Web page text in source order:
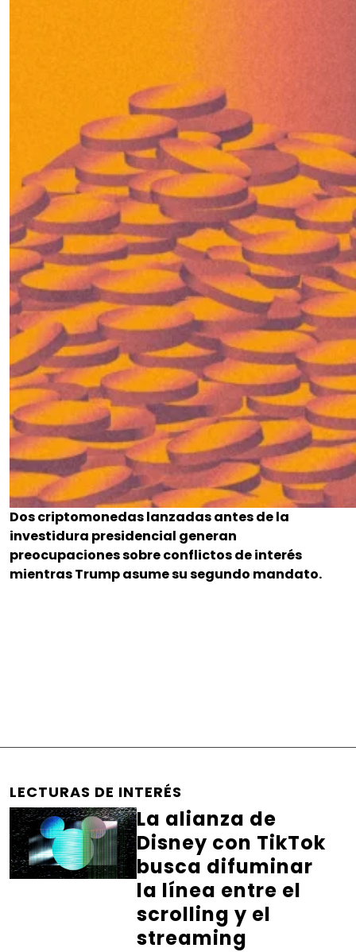
Dos criptomonedas lanzadas antes de la
investidura presidencial generan
preocupaciones sobre conflictos de interés
mientras Trump asume su segundo mandato.
LECTURAS DE INTERÉS
La alianza de
Disney con TikTok
busca difuminar
la línea entre el
scrolling y el
streaming